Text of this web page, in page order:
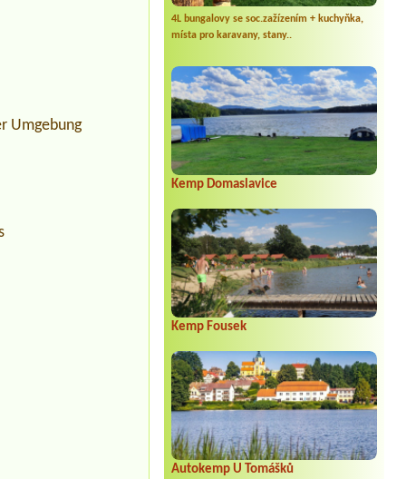
4L bungalovy se soc.zažízením + kuchyňka,
místa pro karavany, stany..
Kemp Domaslavice
Kemp Fousek
Autokemp U Tomášků
Umgebung